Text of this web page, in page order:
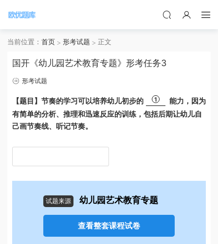
当前位置： 首页 形考试题 正文
国开《幼儿园艺术教育专题》形考任务3
形考试题
【题目】节奏的学习可以培养幼儿初步的 1
能力，因为
有简单的分析、推理和迅速反应的训练，包括后期让幼儿自
己画节奏线、听记节奏。
试题来源 幼儿园艺术教育专题
查看整套课程试卷